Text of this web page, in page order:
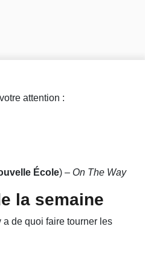
attention :
École) – On The Way
la semaine
a de quoi faire tourner les